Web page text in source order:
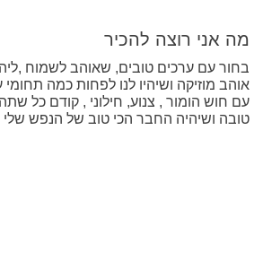
מה אני רוצה להכיר
בחור עם ערכים טובים, שאוהב לשמוח
אוהב מוזיקה ושיהיו לנו לפחות כמה תחומי
עם חוש הומור , צנוע, חילוני , קודם כל
טובה ושיהיה החבר הכי טוב של הנפש שלי